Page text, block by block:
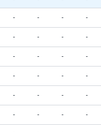
- - - -
- - - -
- - - -
- - - -
- - - -
- - - -